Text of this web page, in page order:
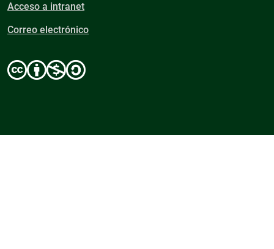
Acceso a intranet
Correo electrónico